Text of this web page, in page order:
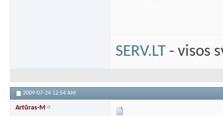
SERV.LT - visos
2009-07-24 12:54 AM
Artūras-M